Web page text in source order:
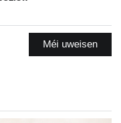
Méi uweisen